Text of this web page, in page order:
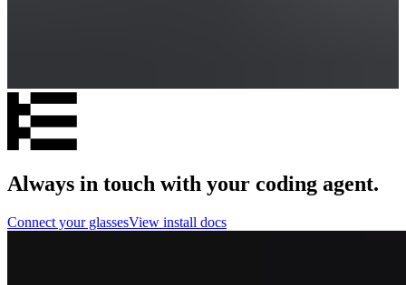
Always in touch with your coding agent.
Connect your glassesView install docs